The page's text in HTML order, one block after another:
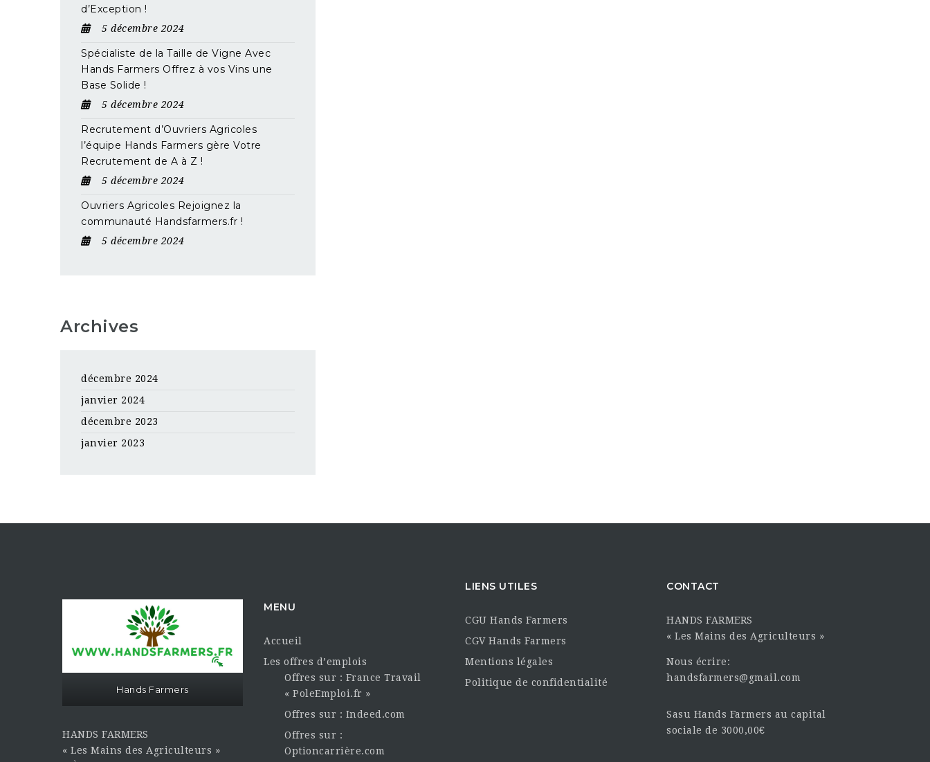
d’Exception !
5 décembre 2024
Spécialiste de la Taille de Vigne Avec
Hands Farmers Offrez à vos Vins une
Base Solide !
5 décembre 2024
Recrutement d’Ouvriers Agricoles
l’équipe Hands Farmers gère Votre
Recrutement de A à Z !
5 décembre 2024
Ouvriers Agricoles Rejoignez la
communauté Handsfarmers.fr !
5 décembre 2024
Archives
décembre 2024
janvier 2024
décembre 2023
janvier 2023
Hands Farmers
HANDS FARMERS
« Les Mains des Agriculteurs »
MENU
Accueil
Les offres d’emplois
Offres sur : France Travail
« PoleEmploi.fr »
Offres sur : Indeed.com
Offres sur :
Optioncarrière.com
LIENS UTILES
CGU Hands Farmers
CGV Hands Farmers
Mentions légales
Politique de confidentialité
CONTACT
HANDS FARMERS
« Les Mains des Agriculteurs »
Nous écrire:
handsfarmers@gmail.com
Sasu Hands Farmers au capital
sociale de 3000,00€